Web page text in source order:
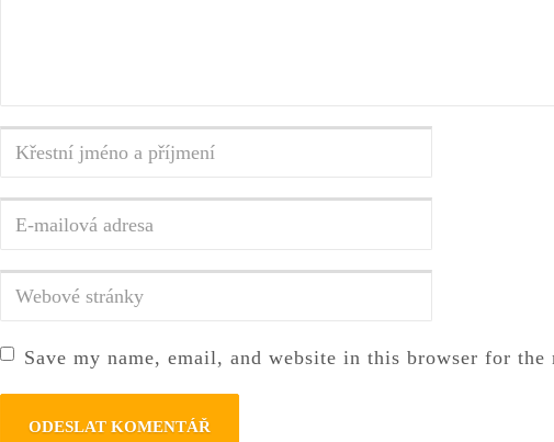
Křestní
aE-
adresa*
Webové
Save my name, email, and website in this browser for